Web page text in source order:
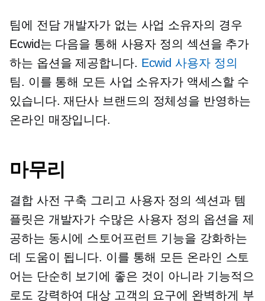
팀에 전담 개발자가 없는 사업 소유자의 경우
Ecwid는 다음을 통해 사용자 정의 섹션을 추가
하는 옵션을 제공합니다. Ecwid 사용자 정의
팀. 이를 통해 모든 사업 소유자가 액세스할 수
있습니다.재단사 브랜드의 정체성을 반영하는
온라인 매장입니다.
마무리
결합 사전 구축 그리고 사용자 정의 섹션과 템
플릿은 개발자가 수많은 사용자 정의 옵션을 제
공하는 동시에 스토어프런트 기능을 강화하는
데 도움이 됩니다. 이를 통해 모든 온라인 스토
어는 단순히 보기에 좋은 것이 아니라 기능적으
로도 강력하여 대상 고객의 요구에 완벽하게 부